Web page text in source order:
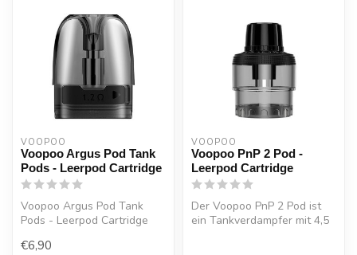
VOOPOO
Voopoo Argus Pod Tank
Pods - Leerpod Cartridge
Voopoo Argus Pod Tank
Pods - Leerpod Cartridge
€6,90
VOOPOO
Voopoo PnP 2 Pod -
Leerpod Cartridge
Der Voopoo PnP 2 Pod ist
ein Tankverdampfer mit 4,5